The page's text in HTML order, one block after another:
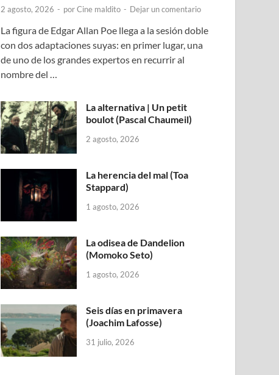
2 agosto, 2026 - porCine maldito - Dejar un comentario
La figura de Edgar Allan Poe llega a la sesión doble
con dos adaptaciones suyas: en primer lugar, una
de uno de los grandes expertos en recurrir al
nombre del …
La alternativa | Un petit
boulot (Pascal Chaumeil)
2 agosto, 2026
La herencia del mal (Toa
Stappard)
1 agosto, 2026
La odisea de Dandelion
(Momoko Seto)
1 agosto, 2026
Seis días en primavera
(Joachim Lafosse)
31 julio, 2026